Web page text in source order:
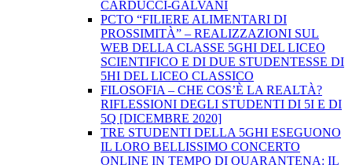
CARDUCCI-GALVANI
PCTO “FILIERE ALIMENTARI DI
PROSSIMITÀ” – REALIZZAZIONI SUL
WEB DELLA CLASSE 5GHI DEL LICEO
SCIENTIFICO E DI DUE STUDENTESSE DI
5HI DEL LICEO CLASSICO
FILOSOFIA – CHE COS’È LA REALTÀ?
RIFLESSIONI DEGLI STUDENTI DI 5I E DI
5Q [DICEMBRE 2020]
TRE STUDENTI DELLA 5GHI ESEGUONO
IL LORO BELLISSIMO CONCERTO
ONLINE IN TEMPO DI QUARANTENA: IL